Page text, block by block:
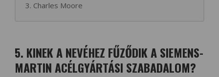
3. Charles Moore
5. KINEK A NEVÉHEZ FŰZŐDIK A SIEMENS-
MARTIN ACÉLGYÁRTÁSI SZABADALOM?